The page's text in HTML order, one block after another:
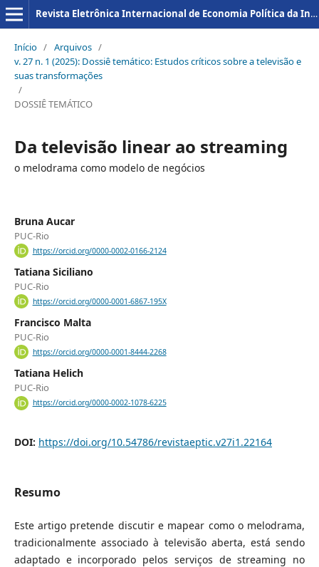
Revista Eletrônica Internacional de Economia Política da Informação da Comunicação e da Cultura
Início / Arquivos /
v. 27 n. 1 (2025): Dossiê temático: Estudos críticos sobre a televisão e
suas transformações
/
DOSSIÊ TEMÁTICO
Da televisão linear ao streaming
o melodrama como modelo de negócios
Bruna Aucar
PUC-Rio
https://orcid.org/0000-0002-0166-2124
Tatiana Siciliano
PUC-Rio
https://orcid.org/0000-0001-6867-195X
Francisco Malta
PUC-Rio
https://orcid.org/0000-0001-8444-2268
Tatiana Helich
PUC-Rio
https://orcid.org/0000-0002-1078-6225
DOI: https://doi.org/10.54786/revistaeptic.v27i1.22164
Resumo
Este artigo pretende discutir e mapear como o melodrama,
tradicionalmente associado à televisão aberta, está sendo
adaptado e incorporado pelos serviços de streaming no